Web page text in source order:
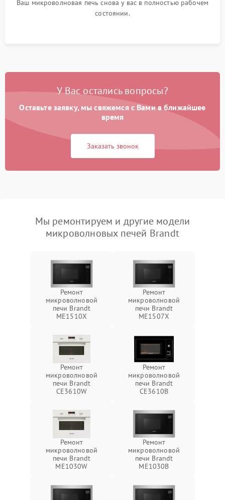
Ваш микроволновая печь снова у вас в полностью рабочем
состоянии.
У Вас остались вопросы?
Оставьте заявку, мы свяжемся с Вами в ближайшее
время
Заказать звонок
Мы ремонтируем и другие модели
микроволновых печей Brandt
Ремонт
микроволновой
печи Brandt
ME1510X
Ремонт
микроволновой
печи Brandt
ME1507X
Ремонт
микроволновой
печи Brandt
CE3610W
Ремонт
микроволновой
печи Brandt
CE3610B
Ремонт
микроволновой
печи Brandt
ME1030W
Ремонт
микроволновой
печи Brandt
ME1030B